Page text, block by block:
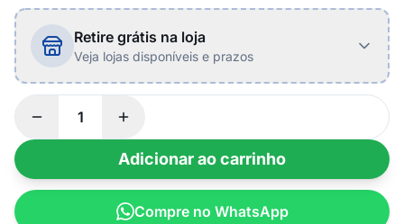
Retire grátis na loja
Veja lojas disponíveis e prazos
Adicionar ao carrinho
Compre no WhatsApp